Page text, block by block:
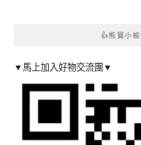
👍熊寶小
▼馬上加入好物交流團▼